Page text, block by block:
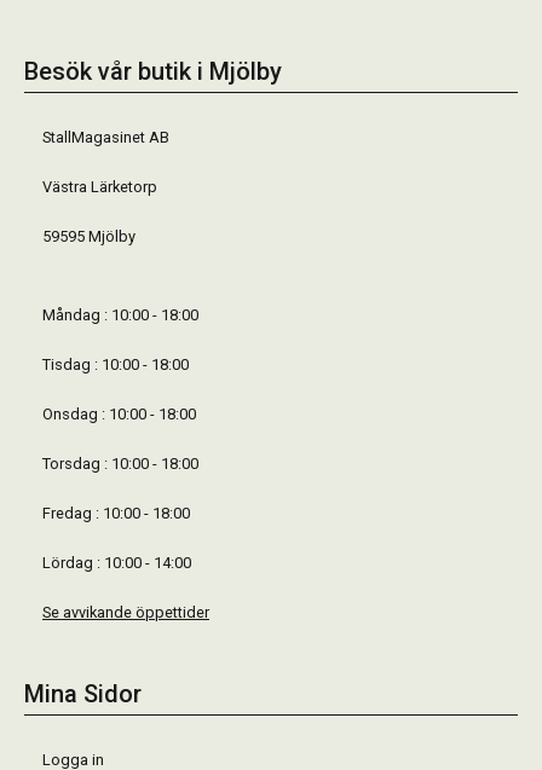
Besök vår butik i Mjölby
StallMagasinet AB
Västra Lärketorp
59595 Mjölby
Måndag : 10:00 - 18:00
Tisdag : 10:00 - 18:00
Onsdag : 10:00 - 18:00
Torsdag : 10:00 - 18:00
Fredag : 10:00 - 18:00
Lördag : 10:00 - 14:00
Se avvikande öppettider
Mina Sidor
Logga in